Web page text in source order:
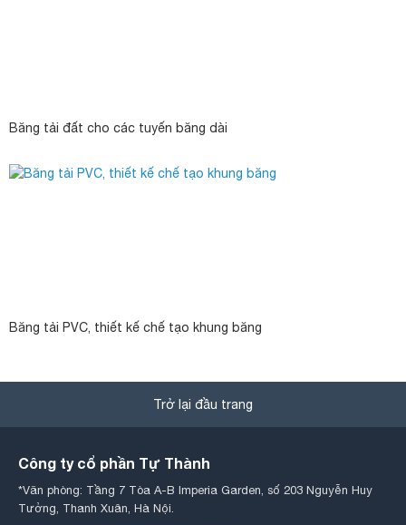
Băng tải đất cho các tuyến băng dài
Băng tải PVC, thiết kế chế tạo khung băng
Trở lại đầu trang
Công ty cổ phần Tự Thành
*Văn phòng: Tầng 7 Tòa A-B Imperia Garden, số 203 Nguyễn Huy
Tưởng, Thanh Xuân, Hà Nội.